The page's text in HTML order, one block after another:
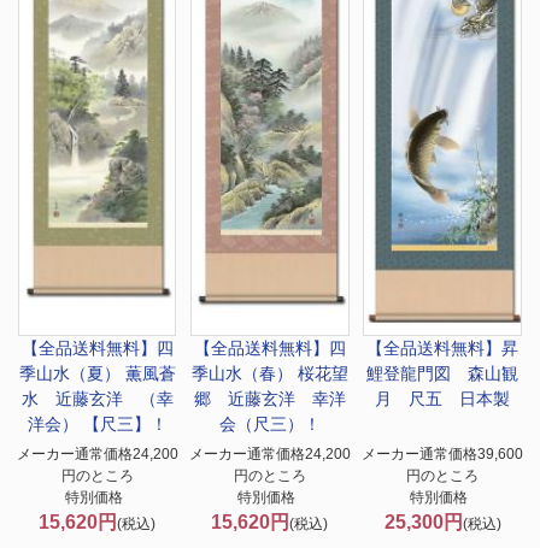
【全品送料無料】 四
季山水（夏） 薫風蒼
水 近藤玄洋 （幸
洋会） 【尺三】！
メーカー通常価格24,200
円のところ
特別価格
15,620円(税込)
【全品送料無料】 四
季山水（春） 桜花望
郷 近藤玄洋 幸洋
会（尺三）！
メーカー通常価格24,200
円のところ
特別価格
15,620円(税込)
【全品送料無料】昇
鯉登龍門図 森山観
月 尺五 日本製
メーカー通常価格39,600
円のところ
特別価格
25,300円 (税込)